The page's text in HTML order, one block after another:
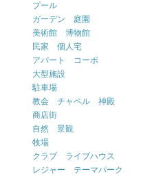
プール
ガーデン 庭園
美術館 博物館
民家 個人宅
アパート コーポ
大型施設
駐車場
教会 チャペル 神殿
商店街
自然 景観
牧場
クラブ ライブハウス
レジャー テーマパーク